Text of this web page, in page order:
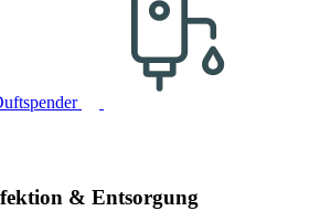
& Entsorgung